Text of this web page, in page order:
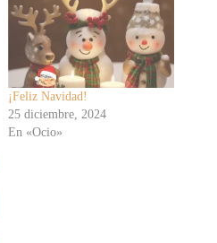
¡Feliz Navidad!
25 diciembre, 2024
En «Ocio»